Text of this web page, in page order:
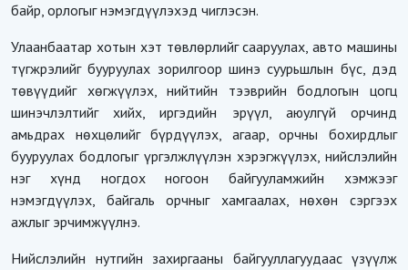
байр, орлогыг нэмэгдүүлэхэд чиглэсэн.
Улаанбаатар хотын хэт төвлөрлийг сааруулах, авто машины
түгжрэлийг бууруулах зорилгоор шинэ суурьшлын бүс, дэд
төвүүдийг хөгжүүлэх, нийтийн тээврийн бодлогын цогц
шинэчлэлтийг хийх, иргэдийн эрүүл, аюулгүй орчинд
амьдрах нөхцөлийг бүрдүүлэх, агаар, орчны бохирдлыг
бууруулах бодлогыг үргэлжлүүлэн хэрэгжүүлэх, нийслэлийн
нэг хүнд ногдох ногоон байгууламжийн хэмжээг
нэмэгдүүлэх, байгаль орчныг хамгаалах, нөхөн сэргээх
ажлыг эрчимжүүлнэ.
Нийслэлийн нутгийн захиргааны байгууллагуудаас үзүүлж